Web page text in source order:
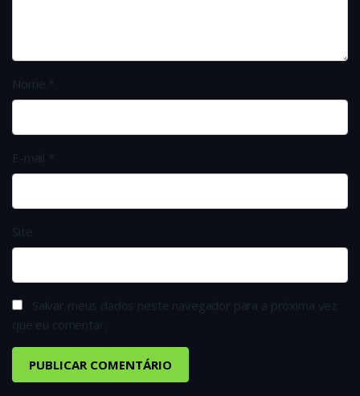
Nome *
E-mail *
Site
Salvar meus dados neste navegador para a próxima vez
que eu comentar.